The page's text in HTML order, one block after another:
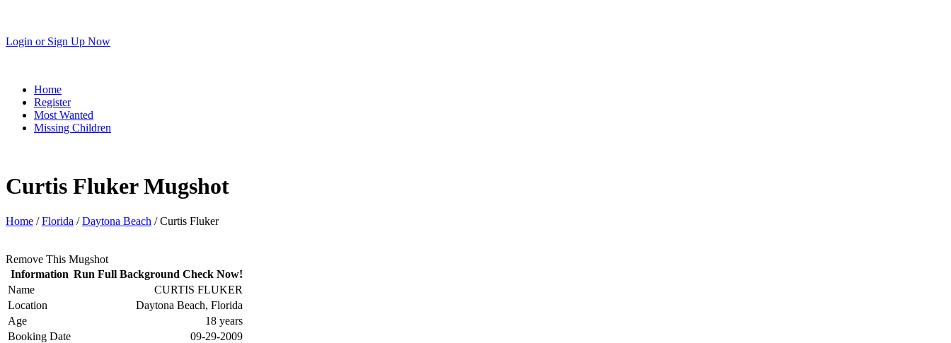
Login or Sign Up Now
Home
Register
Most Wanted
Missing Children
Curtis Fluker Mugshot
Home /Florida /Daytona Beach / Curtis Fluker
Remove This Mugshot
Information Run Full Background Check Now!
Name
CURTIS FLUKER
Location
Daytona Beach, Florida
Age
18 years
Booking Date
09-29-2009